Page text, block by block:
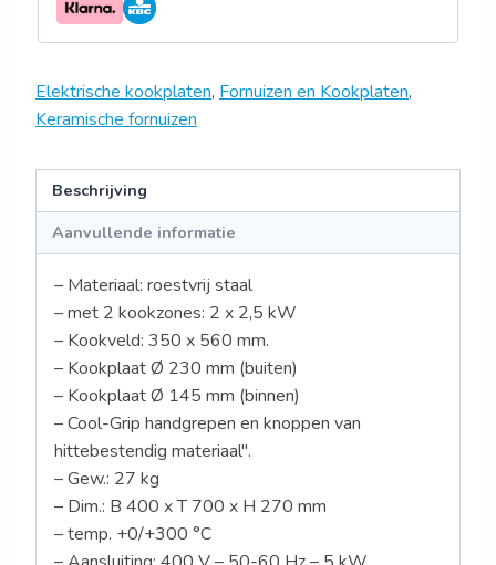
Elektrische kookplaten, Fornuizen en Kookplaten,
Keramische fornuizen
Beschrijving
Aanvullende informatie
– Materiaal: roestvrij staal
– met 2 kookzones: 2 x 2,5 kW
– Kookveld: 350 x 560 mm.
– Kookplaat Ø 230 mm (buiten)
– Kookplaat Ø 145 mm (binnen)
– Cool-Grip handgrepen en knoppen van
hittebestendig materiaal".
– Gew.: 27 kg
– Dim.: B 400 x T 700 x H 270 mm
– temp. +0/+300 °C